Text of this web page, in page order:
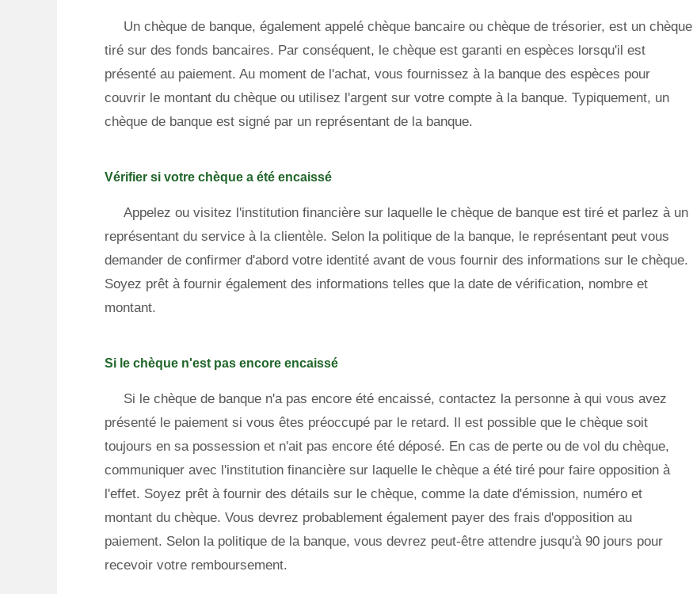
Un chèque de banque, également appelé chèque bancaire ou chèque de trésorier, est un chèque
tiré sur des fonds bancaires. Par conséquent, le chèque est garanti en espèces lorsqu'il est
présenté au paiement. Au moment de l'achat, vous fournissez à la banque des espèces pour
couvrir le montant du chèque ou utilisez l'argent sur votre compte à la banque. Typiquement, un
chèque de banque est signé par un représentant de la banque.
Vérifier si votre chèque a été encaissé
Appelez ou visitez l'institution financière sur laquelle le chèque de banque est tiré et parlez à un
représentant du service à la clientèle. Selon la politique de la banque, le représentant peut vous
demander de confirmer d'abord votre identité avant de vous fournir des informations sur le chèque.
Soyez prêt à fournir également des informations telles que la date de vérification, nombre et
montant.
Si le chèque n'est pas encore encaissé
Si le chèque de banque n'a pas encore été encaissé, contactez la personne à qui vous avez
présenté le paiement si vous êtes préoccupé par le retard. Il est possible que le chèque soit
toujours en sa possession et n'ait pas encore été déposé. En cas de perte ou de vol du chèque,
communiquer avec l'institution financière sur laquelle le chèque a été tiré pour faire opposition à
l'effet. Soyez prêt à fournir des détails sur le chèque, comme la date d'émission, numéro et
montant du chèque. Vous devrez probablement également payer des frais d'opposition au
paiement. Selon la politique de la banque, vous devrez peut-être attendre jusqu'à 90 jours pour
recevoir votre remboursement.